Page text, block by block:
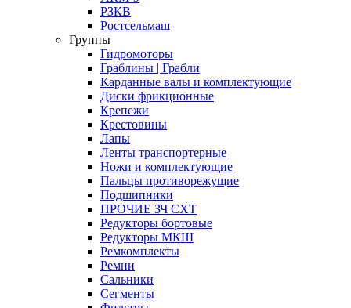
РЗКВ
Ростсельмаш
Группы
Гидромоторы
Граблины | Грабли
Карданные валы и комплектующие
Диски фрикционные
Крепежи
Крестовины
Лапы
Ленты транспортерные
Ножи и комплектующие
Пальцы противорежущие
Подшипники
ПРОЧИЕ ЗЧ СХТ
Редукторы бортовые
Редукторы МКШ
Ремкомплекты
Ремни
Сальники
Сегменты